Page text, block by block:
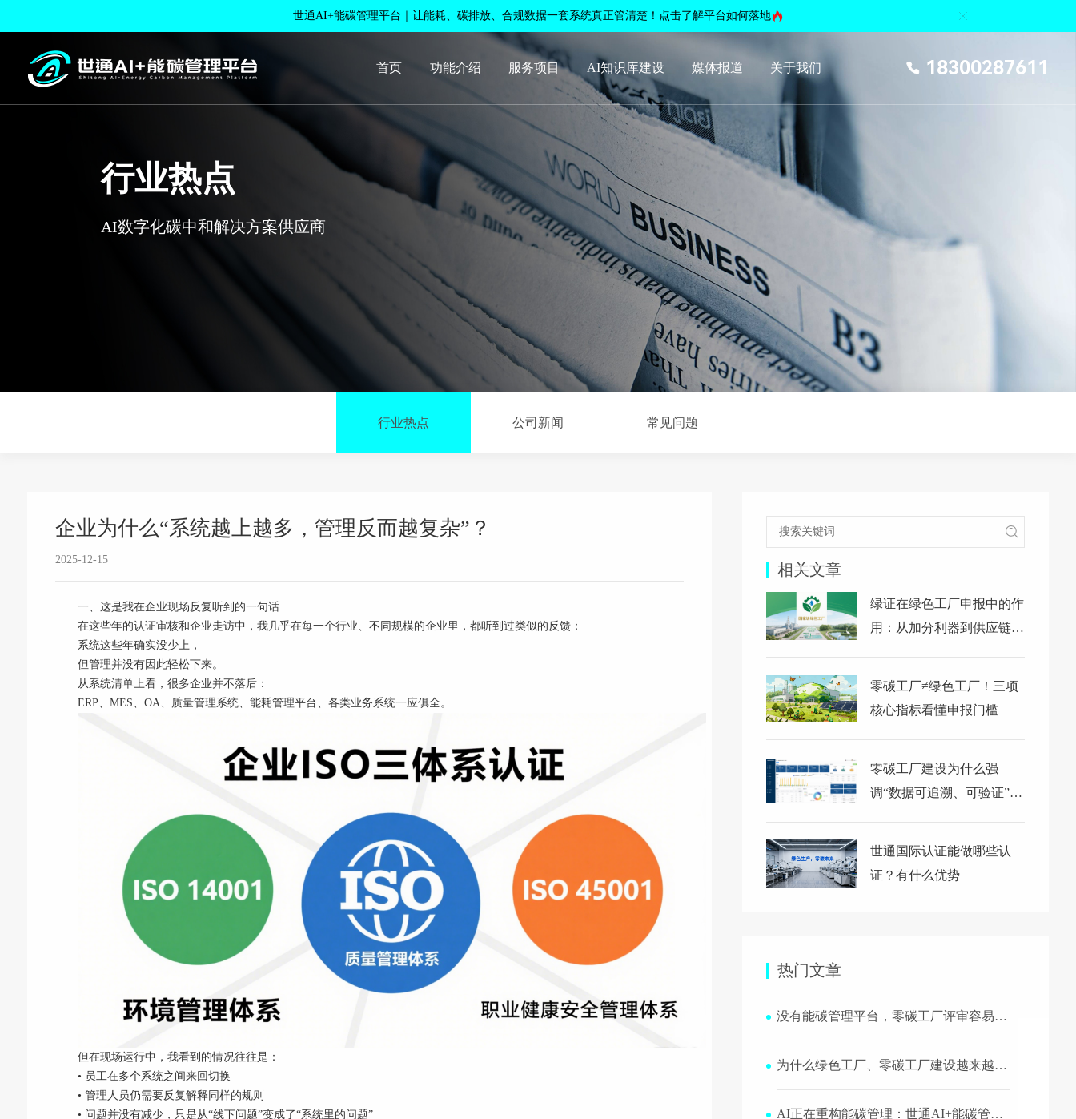
世通AI+能碳管理平台｜让能耗、碳排放、合规数据一套系统真正管清楚！点击了解平台如何落地
首页 功能介绍
以数字技术赋能工业节
标
十二大基础功能 AI专业知识库
第三方服务
服务项目
用能企业的数字化能碳
世通AI+能碳管理平台 绿证测算、采购撮合、交
易与核销
公共机构双碳考核
绿色工厂与零碳工厂 世通能碳工具包
AI知识库建设
AI数字化碳中和解决方
碳排放因子库 国际/国家标准库
企业自有知识库建设 行业知识库
媒体报道
AI数字化碳中和解决方
行业热点 公司新闻
关于我们
AI数字化碳中和解决方
关于我们 联系方式
18300287611
行业热点
AI数字化碳中和解决方案供应商
行业热点 公司新闻 常见问题
企业为什么“系统越上越多，管理反而越复杂”？
2025-12-15
一、这是我在企业现场反复听到的一句话
在这些年的认证审核和企业走访中，我几乎在每一个行业、不同规模的企业里，都听到过类似的反馈：
系统这些年确实没少上，
但管理并没有因此轻松下来。
从系统清单上看，很多企业并不落后：
ERP、MES、OA、质量管理系统、能耗管理平台、各类业务系统一应俱全。
但在现场运行中，我看到的情况往往是：
• 员工在多个系统之间来回切换
• 管理人员仍需要反复解释同样的规则
• 问题并没有减少，只是从“线下问题”变成了“系统里的问题”
相关文章
绿证在绿色工厂申报中的作
用：从加分利器到供应链硬
零碳工厂≠绿色工厂！三项
核心指标看懂申报门槛
零碳工厂建设为什么强
调“数据可追溯、可验证”？
世通国际认证能做哪些认
证？有什么优势
热门文章
没有能碳管理平台，零碳工厂评审容易卡在哪里？
为什么绿色工厂、零碳工厂建设越来越离不开能碳管理平台？
AI正在重构能碳管理：世通AI+能碳管理平台如何提升分析、问答与报告生成效率？